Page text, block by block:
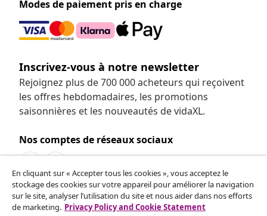
Modes de paiement pris en charge
Inscrivez-vous à notre newsletter
Rejoignez plus de 700 000 acheteurs qui reçoivent
les offres hebdomadaires, les promotions
saisonnières et les nouveautés de vidaXL.
Nos comptes de réseaux sociaux
Service Clients
En cliquant sur « Accepter tous les cookies », vous acceptez le
stockage des cookies sur votre appareil pour améliorer la navigation
sur le site, analyser l’utilisation du site et nous aider dans nos efforts
de marketing. Privacy Policy and Cookie Statement